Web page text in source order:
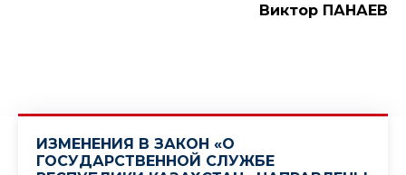
Виктор ПАНАЕВ
ИЗМЕНЕНИЯ В ЗАКОН «О
ГОСУДАРСТВЕННОЙ СЛУЖБЕ